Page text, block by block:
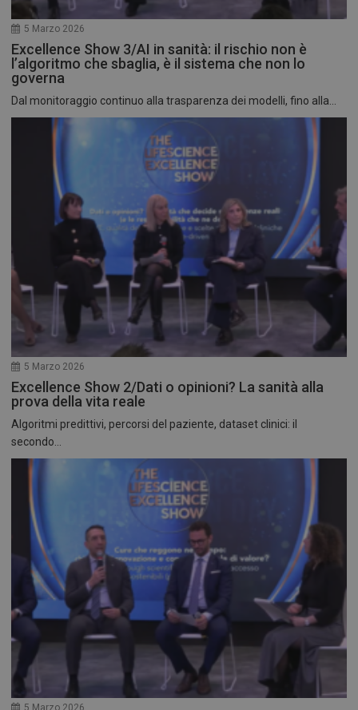
5 Marzo 2026
Excellence Show 3/AI in sanità: il rischio non è
l’algoritmo che sbaglia, è il sistema che non lo
governa
Dal monitoraggio continuo alla trasparenza dei modelli, fino alla...
5 Marzo 2026
Excellence Show 2/Dati o opinioni? La sanità alla
prova della vita reale
Algoritmi predittivi, percorsi del paziente, dataset clinici: il
secondo...